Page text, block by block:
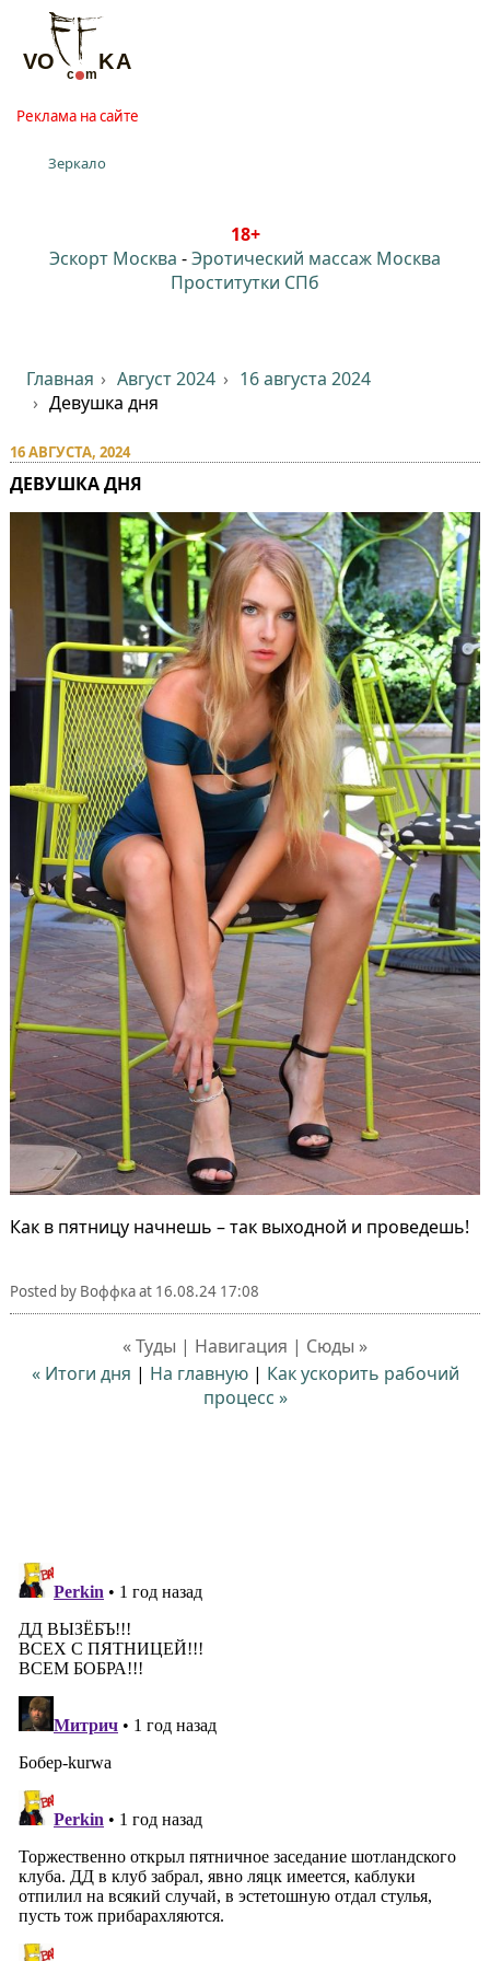
Реклама на сайте
Зеркало
18+
Эскорт Москва -Эротический массаж Москва
Проститутки СПб
Главная Август 2024
16 августа 2024
Девушка дня
16 АВГУСТА, 2024
ДЕВУШКА ДНЯ
Как в пятницу начнешь – так выходной и проведешь!
Posted by Воффкаat 16.08.24 17:08
« Туды | Навигация | Сюды »
« Итоги дня | На главную| Как ускорить рабочий
процесс »